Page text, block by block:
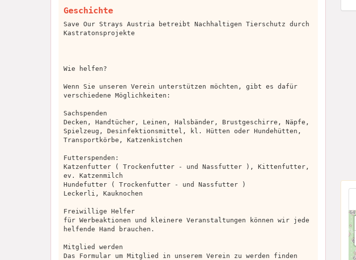
Geschichte
Save Our Strays Austria betreibt Nachhaltigen Tierschutz durch
Kastratonsprojekte
Wie helfen?
Wenn Sie unseren Verein unterstützen möchten, gibt es dafür
verschiedene Möglichkeiten:
Sachspenden
Decken, Handtücher, Leinen, Halsbänder, Brustgeschirre, Näpfe,
Spielzeug, Desinfektionsmittel, kl. Hütten oder Hundehütten,
Transportkörbe, Katzenkistchen
Futterspenden:
Katzenfutter ( Trockenfutter - und Nassfutter ), Kittenfutter,
ev. Katzenmilch
Hundefutter ( Trockenfutter - und Nassfutter )
Leckerli, Kauknochen
Freiwillige Helfer
für Werbeaktionen und kleinere Veranstaltungen können wir jede
helfende Hand brauchen.
Mitglied werden
Das Formular um Mitglied in unserem Verein zu werden finden